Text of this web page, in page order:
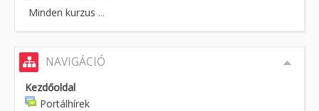
Minden kurzus ...
NAVIGÁCIÓ
Kezdőoldal
Portálhírek